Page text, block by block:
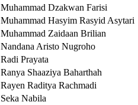
Muhammad Dzakwan Farisi
Muhammad Hasyim Rasyid Asytari
Muhammad Zaidaan Brilian
Nandana Aristo Nugroho
Radi Prayata
Ranya Shaaziya Baharthah
Rayen Raditya Rachmadi
Seka Nabila